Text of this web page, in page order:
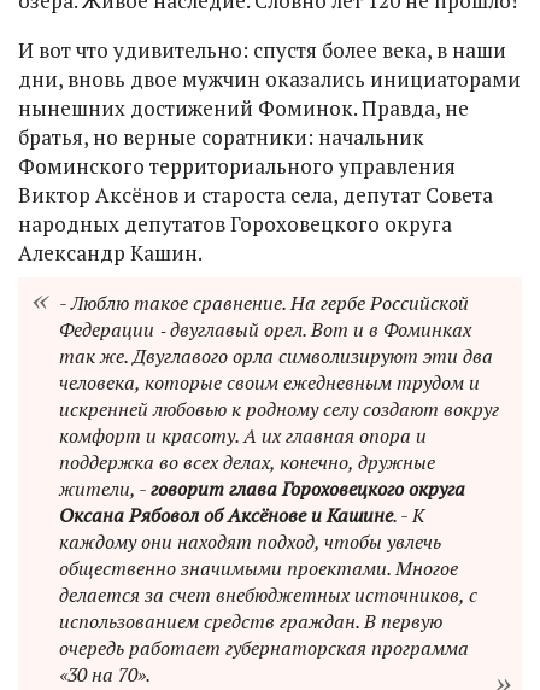
И вот что удивительно: спустя более века, в наши
дни, вновь двое мужчин оказались инициаторами
нынешних достижений Фоминок. Правда, не
братья, но верные соратники: начальник
Фоминского территориального управления
Виктор Аксёнов и староста села, депутат Совета
народных депутатов Гороховецкого округа
Александр Кашин.
- Люблю такое сравнение. На гербе Российской
Федерации ‑ двуглавый орел. Вот и в Фоминках
так же. Двуглавого орла символизируют эти два
человека, которые своим ежедневным трудом и
искренней любовью к родному селу создают вокруг
комфорт и красоту. А их главная опора и
поддержка во всех делах, конечно, дружные
жители, -говорит глава Гороховецкого округа
Оксана Рябовол об Аксёнове и Кашине. - К
каждому они находят подход, чтобы увлечь
общественно значимыми проектами. Многое
делается за счет внебюджетных источников, с
использованием средств граждан. В первую
очередь работает губернаторская программа
«30 на 70».